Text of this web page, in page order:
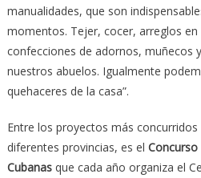
manualidades, que son
momentos. Tejer, cocer, arreglos
confecciones de adornos, muñecos
nuestros abuelos. Igualmente
quehaceres de la casa”.
Entre los proyectos más
diferentes provincias, es el
Cubanasque cada año organiza el